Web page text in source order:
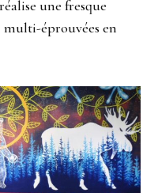
une fresque
multi-éprouvées en